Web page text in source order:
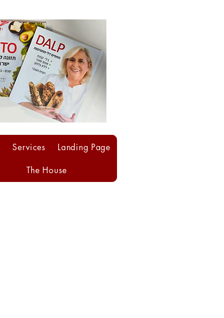
Landing Page
Services
The House